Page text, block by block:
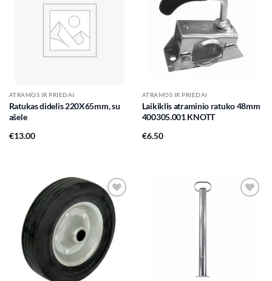
ATRAMOS IR PRIEDAI
Ratukas didelis 220X65mm, su
ašele
€13.00
ATRAMOS IR PRIEDAI
Laikiklis atraminio ratuko 48mm
400305.001 KNOTT
€6.50
Add to
wishlist